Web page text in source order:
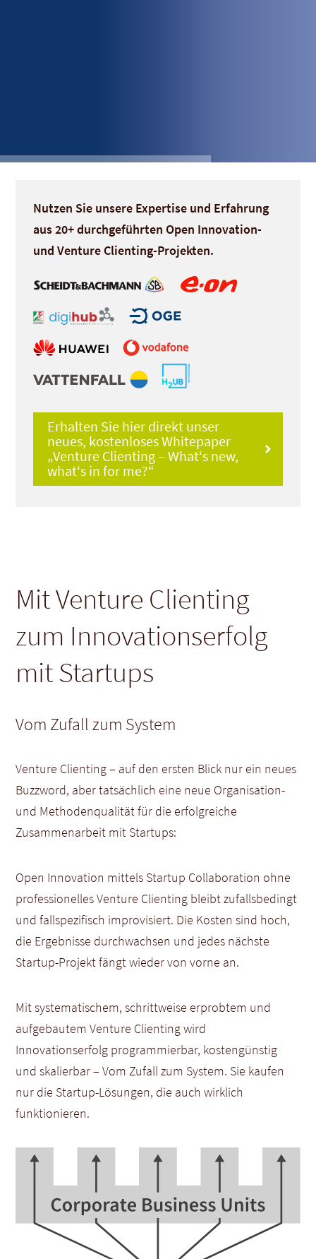
Nutzen Sie unsere Expertise und Erfahrung
aus 20+ durchgeführten Open Innovation-
und Venture Clienting-Projekten.
Erhalten Sie hier direkt unser
neues, kostenloses Whitepaper
„Venture Clienting – What‘s new,
what‘s in for me?“
Mit Venture Clienting
zum Innovationserfolg
mit Startups
Vom Zufall zum System
Venture Clienting – auf den ersten Blick nur ein neues
Buzzword, aber tatsächlich eine neue Organisation-
und Methodenqualität für die erfolgreiche
Zusammenarbeit mit Startups:
Open Innovation mittels Startup Collaboration ohne
professionelles Venture Clienting bleibt zufallsbedingt
und fallspezifisch improvisiert. Die Kosten sind hoch,
die Ergebnisse durchwachsen und jedes nächste
Startup-Projekt fängt wieder von vorne an.
Mit systematischem, schrittweise erprobtem und
aufgebautem Venture Clienting wird
Innovationserfolg programmierbar, kostengünstig
und skalierbar – Vom Zufall zum System. Sie kaufen
nur die Startup-Lösungen, die auch wirklich
funktionieren.